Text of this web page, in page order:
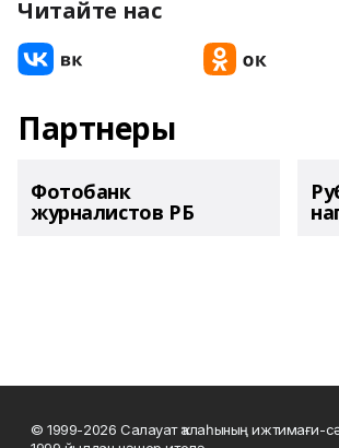
Читайте нас
Партнеры
Фотобанк
журналистов РБ
© 1999-2026 Салауат ҡалаһының ижтимағи-